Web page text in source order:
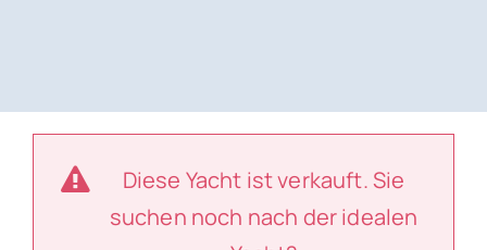
Diese Yacht ist verkauft. Sie
suchen noch nach der idealen